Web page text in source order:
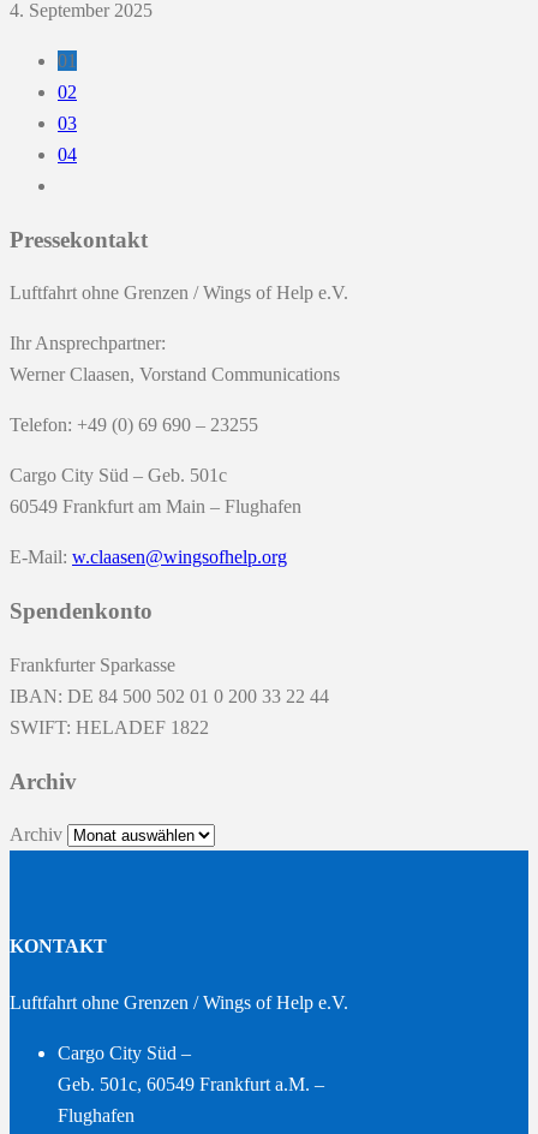
4. September 2025
01
02
03
04
Pressekontakt
Luftfahrt ohne Grenzen / Wings of Help e.V.
Ihr Ansprechpartner:
Werner Claasen, Vorstand Communications
Telefon: +49 (0) 69 690 – 23255
Cargo City Süd – Geb. 501c
60549 Frankfurt am Main – Flughafen
E-Mail: w.claasen@wingsofhelp.org
Spendenkonto
Frankfurter Sparkasse
IBAN: DE 84 500 502 01 0 200 33 22 44
SWIFT: HELADEF 1822
Archiv
Archiv
KONTAKT
Luftfahrt ohne Grenzen / Wings of Help e.V.
Cargo City Süd –
Geb. 501c, 60549 Frankfurt a.M. –
Flughafen